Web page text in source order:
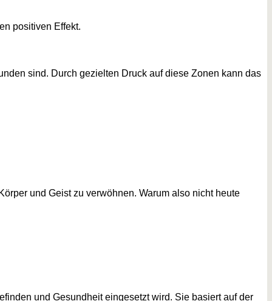
positiven Effekt.
sind. Durch gezielten Druck auf diese Zonen kann das
und Geist zu verwöhnen. Warum also nicht heute
und Gesundheit eingesetzt wird. Sie basiert auf der